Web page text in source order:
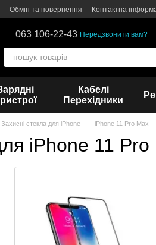
Обмін та повернення Контактна
063 106-22-43 Передзвонити вам?
Кабелі
Перехідники
Захисні стекла для iPhone iPhone 11 Pro Max
iPhone 11 Pro